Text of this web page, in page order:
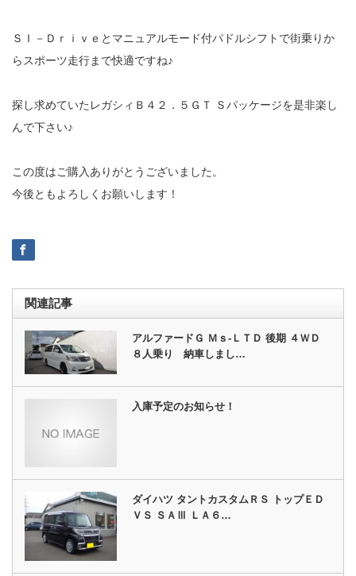
ＳＩ－Ｄｒｉｖｅとマニュアルモード付パドルシフトで街乗りか
らスポーツ走行まで快適ですね♪
探し求めていたレガシィＢ４２．５ＧＴ Ｓパッケージを是非楽し
んで下さい♪
この度はご購入ありがとうございました。
今後ともよろしくお願いします！
関連記事
アルファードＧ Ｍｓ‐ＬＴＤ 後期 ４ＷＤ
８人乗り 納車しまし…
入庫予定のお知らせ！
ダイハツ タントカスタムＲＳ トップＥＤ
ＶＳ ＳＡⅢ ＬＡ６…